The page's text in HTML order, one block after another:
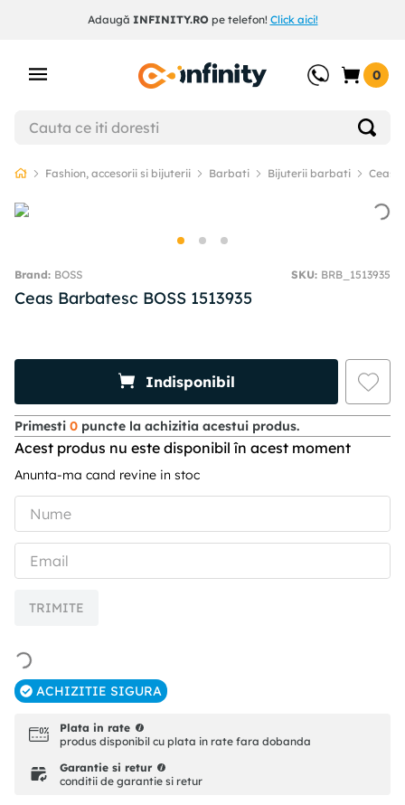
Adaugă INFINITY.ROpe telefon! Click aici!
0
Fashion, accesorii si bijuterii Barbati Bijuterii barbati
BOSS SKU: BRB_1513935
Ceas Barbatesc BOSS 1513935
Indisponibil
Primesti 0 puncte la achizitia acestui produs.
Acest produs nu este disponibil în acest moment
Anunta-ma cand revine in stoc
TRIMITE
ACHIZITIE SIGURA
Plata in rate
produs disponibil cu plata in rate fara dobanda
Garantie si retur
conditii de garantie si retur